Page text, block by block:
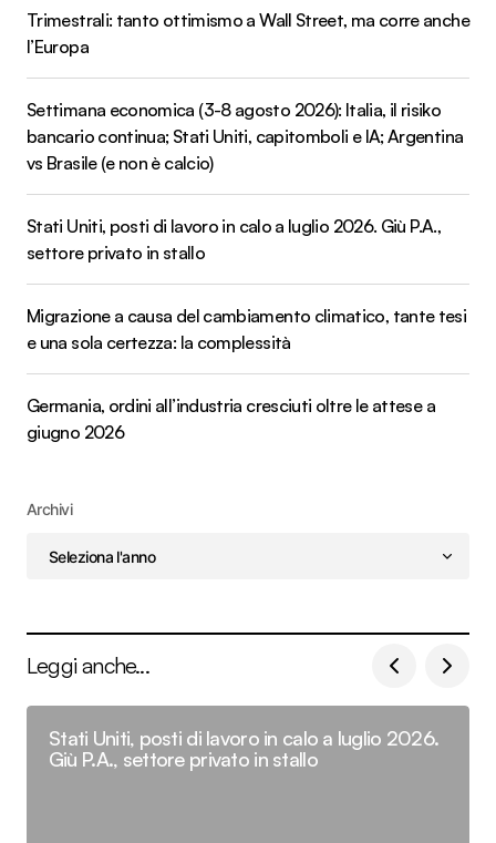
Trimestrali: tanto ottimismo a Wall Street, ma corre anche
l’Europa
Settimana economica (3-8 agosto 2026): Italia, il risiko
bancario continua; Stati Uniti, capitomboli e IA; Argentina
vs Brasile (e non è calcio)
Stati Uniti, posti di lavoro in calo a luglio 2026. Giù P.A.,
settore privato in stallo
Migrazione a causa del cambiamento climatico, tante tesi
e una sola certezza: la complessità
Germania, ordini all’industria cresciuti oltre le attese a
giugno 2026
Archivi
Leggi anche...
Stati Uniti, posti di lavoro in calo a luglio 2026.
Giù P.A., settore privato in stallo